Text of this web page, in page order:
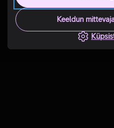
Keeldun